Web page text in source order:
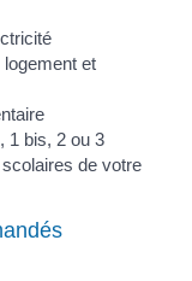
et
1 bis, 2 ou 3
de votre